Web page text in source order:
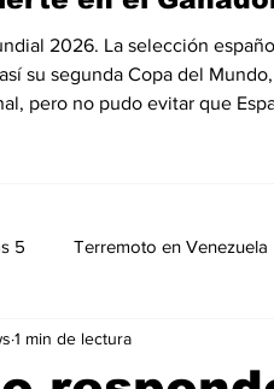
2026. La selección
su segunda Copa del
pero no pudo evitar que
5 Terremoto en Venezuela
Opinión
1 min de lectura